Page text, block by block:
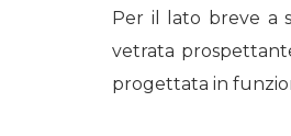
Per il lato breve a
vetrata
progettata in